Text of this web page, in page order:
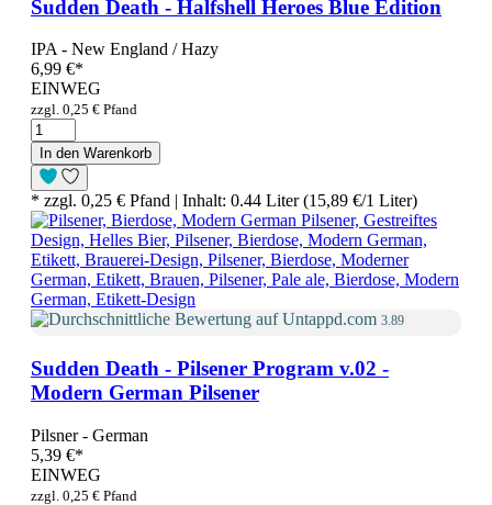
Sudden Death - Halfshell Heroes Blue Edition
IPA - New England / Hazy
6,99 €*
EINWEG
zzgl. 0,25 € Pfand
In den Warenkorb
* zzgl. 0,25 € Pfand | Inhalt: 0.44 Liter (15,89 €/1 Liter)
3.89
Sudden Death - Pilsener Program v.02 -
Modern German Pilsener
Pilsner - German
5,39 €*
EINWEG
zzgl. 0,25 € Pfand